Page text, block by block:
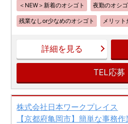
＜NEW＞新着のオシゴト 夜勤のオシゴ
残業なしor少なめのオシゴト メリット
詳細を見る
TEL応募
株式会社日本ワークプレイス
【京都府亀岡市】簡単な事務